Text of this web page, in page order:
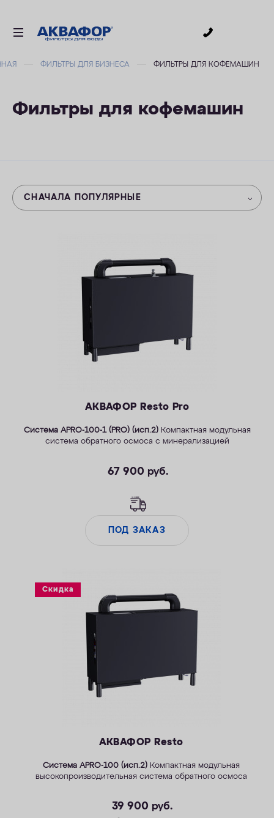
ДЛЯ ВАННОЙ
ФИЛЬТРЫ ДЛЯ БИЗНЕСА ФИЛЬТРЫ ДЛЯ КОФЕМАШИН
Фильтры для кофемашин
СНАЧАЛА ПОПУЛЯРНЫЕ
АКВАФОР Resto Pro
Система APRO-100-1 (PRO) (исп.2) Компактная модульная
система обратного осмоса с минерализацией
67 900 руб.
ПОД ЗАКАЗ
Скидка
АКВАФОР Resto
Система APRO-100 (исп.2) Компактная модульная
высокопроизводительная система обратного осмоса
39 900 руб.